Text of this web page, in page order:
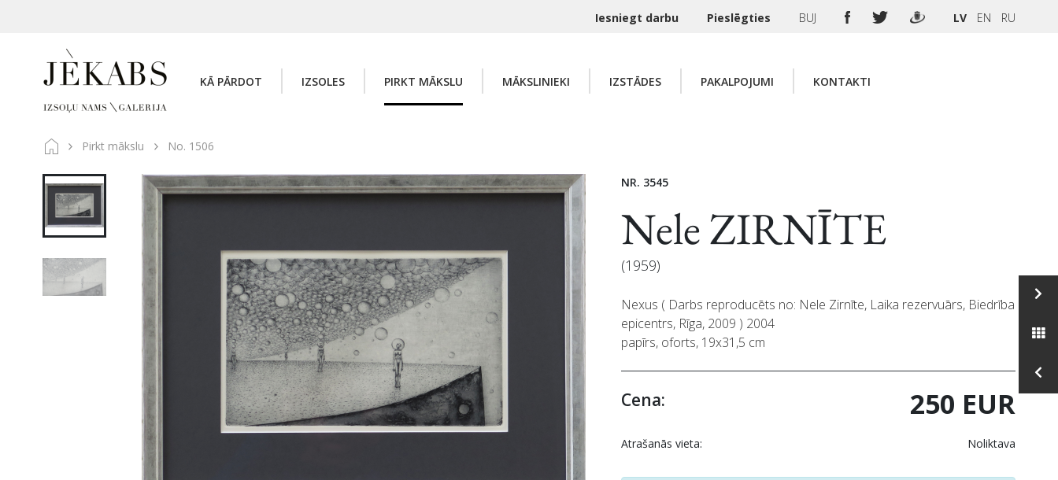
Iesniegt darbu Pieslēgties BUJ LV EN RU
KĀ PĀRDOT IZSOLES PIRKT MĀKSLU MĀKSLINIEKI IZSTĀDES PAKALPOJUMI KONTAKTI
Pirkt mākslu No. 1506
NR. 3545
Nele ZIRNĪTE
(1959)
Nexus ( Darbs reproducēts no: Nele Zirnīte, Laika rezervuārs, Biedrība
epicentrs, Rīga, 2009 ) 2004
papīrs, oforts, 19x31,5 cm
Cena: 250 EUR
Atrašanās vieta: Noliktava